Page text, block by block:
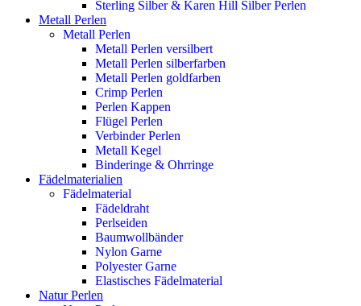
Sterling Silber & Karen Hill Silber Perlen
Metall Perlen
Metall Perlen
Metall Perlen versilbert
Metall Perlen silberfarben
Metall Perlen goldfarben
Crimp Perlen
Perlen Kappen
Flügel Perlen
Verbinder Perlen
Metall Kegel
Binderinge & Ohrringe
Fädelmaterialien
Fädelmaterial
Fädeldraht
Perlseiden
Baumwollbänder
Nylon Garne
Polyester Garne
Elastisches Fädelmaterial
Natur Perlen